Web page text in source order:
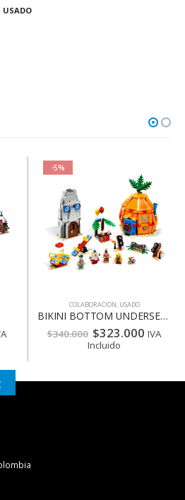
USADO
-5%
COLABORACION, USADO
BIKINI BOTTOM UNDERSEA PARTY – 3818
$340.000 $323.000 IVA
Incluido